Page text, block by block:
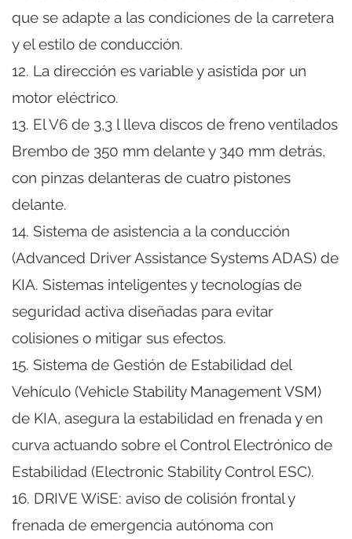
que se adapte a las condiciones de la carretera
y el estilo de conducción.
12. La dirección es variable y asistida por un
motor eléctrico.
13. El V6 de 3,3 l lleva discos de freno ventilados
Brembo de 350 mm delante y 340 mm detrás,
con pinzas delanteras de cuatro pistones
delante.
14. Sistema de asistencia a la conducción
(Advanced Driver Assistance Systems ADAS) de
KIA. Sistemas inteligentes y tecnologías de
seguridad activa diseñadas para evitar
colisiones o mitigar sus efectos.
15. Sistema de Gestión de Estabilidad del
Vehículo (Vehicle Stability Management VSM)
de KIA, asegura la estabilidad en frenada y en
curva actuando sobre el Control Electrónico de
Estabilidad (Electronic Stability Control ESC).
16. DRIVE WiSE: aviso de colisión frontal y
frenada de emergencia autónoma con